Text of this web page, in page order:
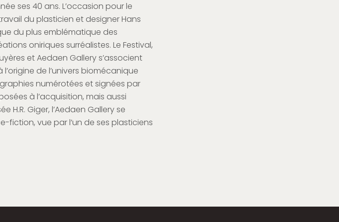
ses 40 ans. L’occasion pour le
du plasticien et designer Hans
du plus emblématique des
oniriques surréalistes. Le Festival,
et Aedaen Gallery s’associent
de l’univers biomécanique
numérotées et signées par
à l’acquisition, mais aussi
H.R. Giger, l’Aedaen Gallery se
fiction, vue par l’un de ses plasticiens